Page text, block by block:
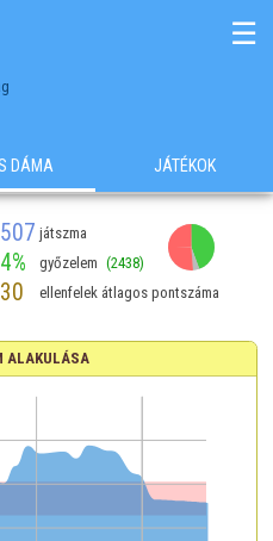
☰
DÁMA JÁTÉKOK
játszma
győzelem (2438)
ellenfelek átlagos pontszáma
ALAKULÁSA